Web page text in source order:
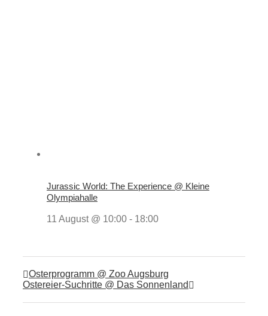
Jurassic World: The Experience @ Kleine
Olympiahalle
11 August @ 10:00 - 18:00
Osterprogramm @ Zoo Augsburg
Ostereier-Suchritte @ Das Sonnenland